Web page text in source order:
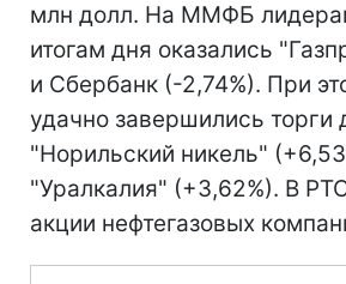
млн долл. На ММФБ
итогам дня оказались
и Сбербанк (-2,74%). При
удачно завершились
"Норильский никель"
"Уралкалия" (+3,62%). В
акции нефтегазовых